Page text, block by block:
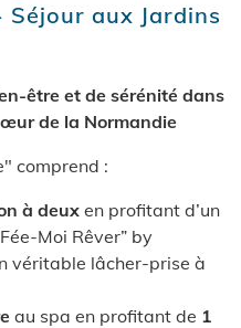
Séjour aux Jardins
être et de sérénité dans
de la Normandie
comprend :
à deuxen profitant d’un
Moi Rêver” by
véritable lâcher-prise à
au spa en profitant de 1